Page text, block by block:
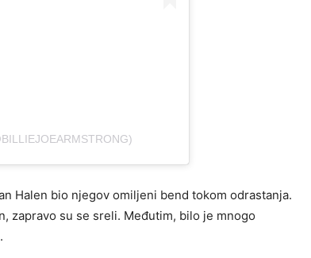
Halen bio njegov omiljeni bend tokom odrastanja.
zapravo su se sreli. Međutim, bilo je mnogo